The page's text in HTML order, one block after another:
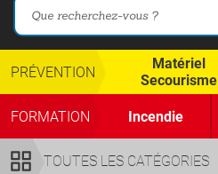
TOUTES LES CATÉGORIES
PRÉVENTION
Matériel
Secourisme
FORMATION Incendie